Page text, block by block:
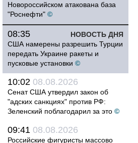
Новороссийском атакована база
"Роснефти" ©
НОВОСТЬ ДНЯ
08:35
США намерены разрешить Турции
передать Украине ракеты и
пусковые установки ©
10:02 08.08.2026
Сенат США утвердил закон об
"адских санкциях" против РФ:
Зеленский поблагодарил за это ©
09:41 08.08.2026
Российские фигуристы массово